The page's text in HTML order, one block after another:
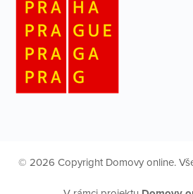
© 2026 Copyright Domovy online.